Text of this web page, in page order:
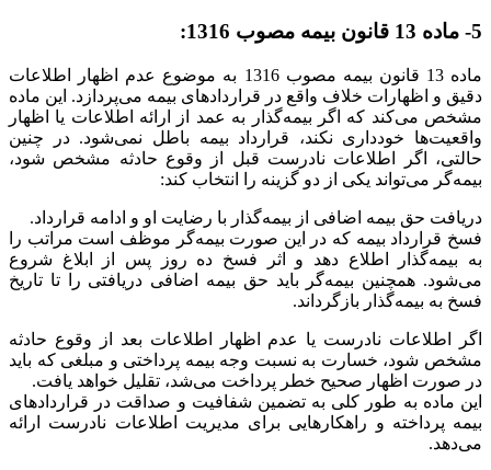
5- ماده 13 قانون بیمه مصوب 1316:
ماده 13 قانون بیمه مصوب 1316 به موضوع عدم اظهار اطلاعات
دقیق و اظهارات خلاف واقع در قراردادهای بیمه می‌پردازد. این ماده
مشخص می‌کند که اگر بیمه‌گذار به عمد از ارائه اطلاعات یا اظهار
واقعیت‌ها خودداری نکند، قرارداد بیمه باطل نمی‌شود. در چنین
حالتی، اگر اطلاعات نادرست قبل از وقوع حادثه مشخص شود،
بیمه‌گر می‌تواند یکی از دو گزینه را انتخاب کند:
دریافت حق بیمه اضافی از بیمه‌گذار با رضایت او و ادامه قرارداد.
فسخ قرارداد بیمه که در این صورت بیمه‌گر موظف است مراتب را
به بیمه‌گذار اطلاع دهد و اثر فسخ ده روز پس از ابلاغ شروع
می‌شود. همچنین بیمه‌گر باید حق بیمه اضافی دریافتی را تا تاریخ
فسخ به بیمه‌گذار بازگرداند.
اگر اطلاعات نادرست یا عدم اظهار اطلاعات بعد از وقوع حادثه
مشخص شود، خسارت به نسبت وجه بیمه پرداختی و مبلغی که باید
در صورت اظهار صحیح خطر پرداخت می‌شد، تقلیل خواهد یافت.
این ماده به طور کلی به تضمین شفافیت و صداقت در قراردادهای
بیمه پرداخته و راهکارهایی برای مدیریت اطلاعات نادرست ارائه
می‌دهد.